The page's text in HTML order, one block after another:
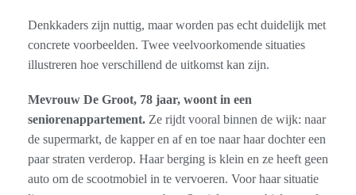
Denkkaders zijn nuttig, maar worden pas echt duidelijk met
concrete voorbeelden. Twee veelvoorkomende situaties
illustreren hoe verschillend de uitkomst kan zijn.
Mevrouw De Groot, 78 jaar, woont in een
seniorenappartement. Ze rijdt vooral binnen de wijk: naar
de supermarkt, de kapper en af en toe naar haar dochter een
paar straten verderop. Haar berging is klein en ze heeft geen
auto om de scootmobiel in te vervoeren. Voor haar situatie